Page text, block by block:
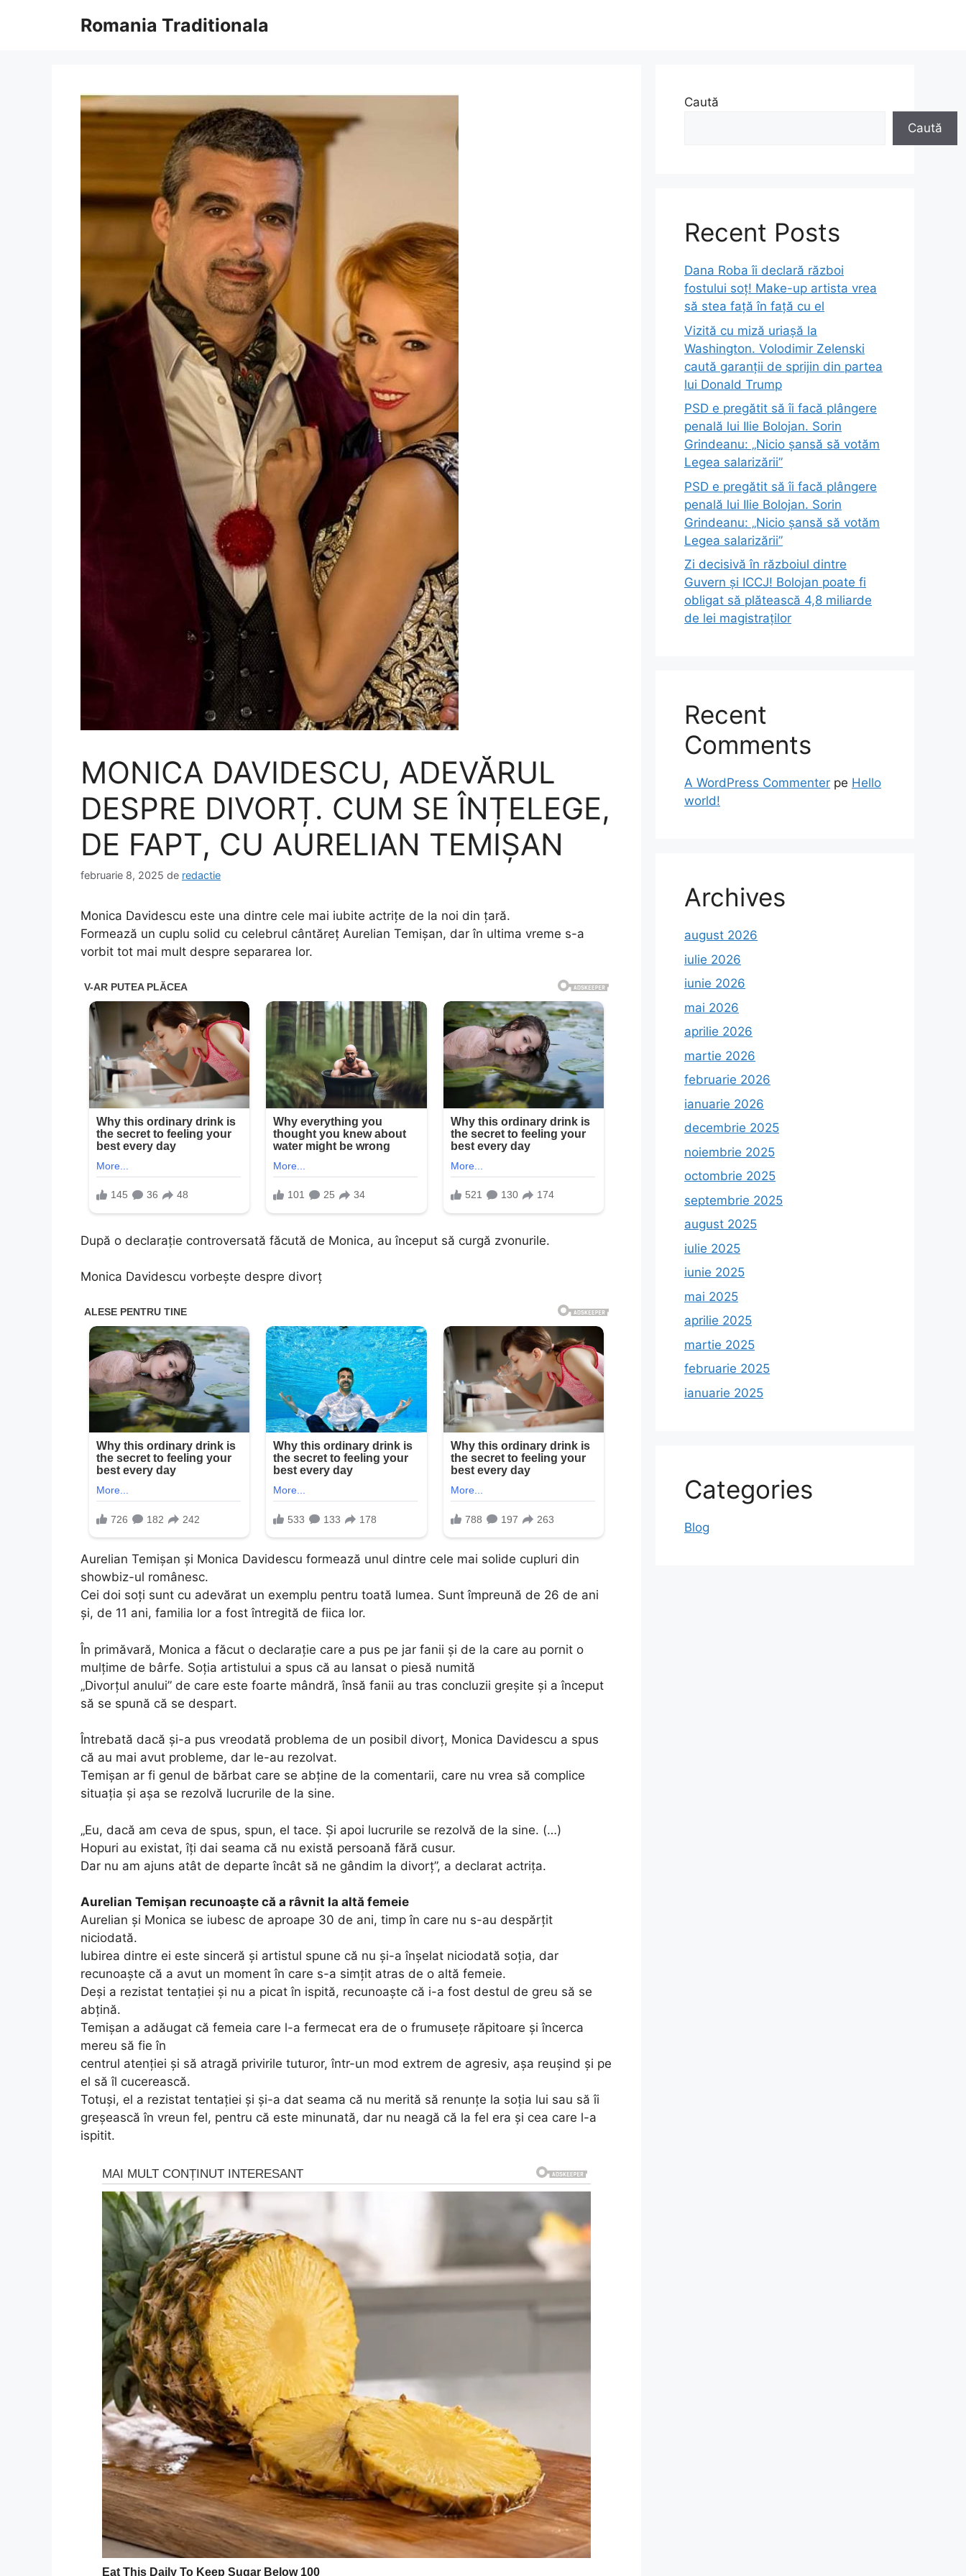
Romania Traditionala
MONICA DAVIDESCU, ADEVĂRUL
DESPRE DIVORȚ. CUM SE ÎNȚELEGE,
DE FAPT, CU AURELIAN TEMIȘAN
februarie 8, 2025 de redactie
Monica Davidescu este una dintre cele mai iubite actrițe de la noi din țară.
Formează un cuplu solid cu celebrul cântăreț Aurelian Temișan, dar în ultima vreme s-a
vorbit tot mai mult despre separarea lor.
După o declarație controversată făcută de Monica, au început să curgă zvonurile.
Monica Davidescu vorbește despre divorț
Aurelian Temișan și Monica Davidescu formează unul dintre cele mai solide cupluri din
showbiz-ul românesc.
Cei doi soți sunt cu adevărat un exemplu pentru toată lumea. Sunt împreună de 26 de ani
și, de 11 ani, familia lor a fost întregită de fiica lor.
În primăvară, Monica a făcut o declarație care a pus pe jar fanii și de la care au pornit o
mulțime de bârfe. Soția artistului a spus că au lansat o piesă numită
„Divorțul anului” de care este foarte mândră, însă fanii au tras concluzii greșite și a început
să se spună că se despart.
Întrebată dacă și-a pus vreodată problema de un posibil divorț, Monica Davidescu a spus
că au mai avut probleme, dar le-au rezolvat.
Temișan ar fi genul de bărbat care se abține de la comentarii, care nu vrea să complice
situația și așa se rezolvă lucrurile de la sine.
„Eu, dacă am ceva de spus, spun, el tace. Şi apoi lucrurile se rezolvă de la sine. (…)
Hopuri au existat, îţi dai seama că nu există persoană fără cusur.
Dar nu am ajuns atât de departe încât să ne gândim la divorţ”, a declarat actrița.
Aurelian Temișan recunoaște că a râvnit la altă femeie
Aurelian și Monica se iubesc de aproape 30 de ani, timp în care nu s-au despărțit
niciodată.
Iubirea dintre ei este sinceră și artistul spune că nu și-a înșelat niciodată soția, dar
recunoaște că a avut un moment în care s-a simțit atras de o altă femeie.
Deși a rezistat tentației și nu a picat în ispită, recunoaște că i-a fost destul de greu să se
abțină.
Temișan a adăugat că femeia care l-a fermecat era de o frumusețe răpitoare și încerca
mereu să fie în
centrul atenției și să atragă privirile tuturor, într-un mod extrem de agresiv, așa reușind și pe
el să îl cucerească.
Totuși, el a rezistat tentației și și-a dat seama că nu merită să renunțe la soția lui sau să îi
greșească în vreun fel, pentru că este minunată, dar nu neagă că la fel era și cea care l-a
ispitit.
Caută
Caută
Recent Posts
Dana Roba îi declară război
fostului soț! Make-up artista vrea
să stea față în față cu el
Vizită cu miză uriașă la
Washington. Volodimir Zelenski
caută garanții de sprijin din partea
lui Donald Trump
PSD e pregătit să îi facă plângere
penală lui Ilie Bolojan. Sorin
Grindeanu: „Nicio șansă să votăm
Legea salarizării”
PSD e pregătit să îi facă plângere
penală lui Ilie Bolojan. Sorin
Grindeanu: „Nicio șansă să votăm
Legea salarizării”
Zi decisivă în războiul dintre
Guvern și ICCJ! Bolojan poate fi
obligat să plătească 4,8 miliarde
de lei magistraților
Recent
Comments
A WordPress Commenter pe Hello
world!
Archives
august 2026
iulie 2026
iunie 2026
mai 2026
aprilie 2026
martie 2026
februarie 2026
ianuarie 2026
decembrie 2025
noiembrie 2025
octombrie 2025
septembrie 2025
august 2025
iulie 2025
iunie 2025
mai 2025
aprilie 2025
martie 2025
februarie 2025
ianuarie 2025
Categories
Blog